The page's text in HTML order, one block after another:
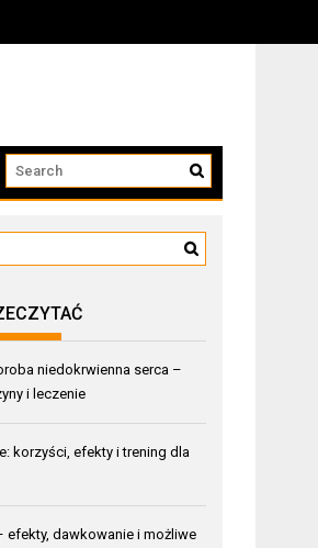
niedokrwienna serca –
i leczenie
korzyści, efekty i trening dla
efekty, dawkowanie i możliwe